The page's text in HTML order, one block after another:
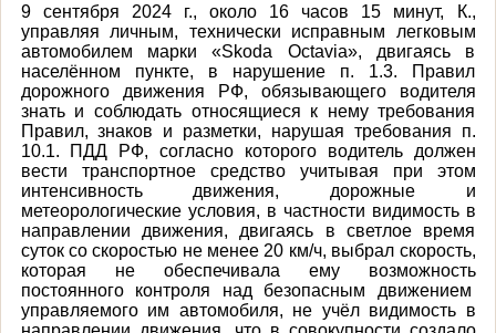
9 сентября 2024 г., около 16 часов 15 минут, К.,
управляя личным, технически исправным легковым
автомобилем марки «Skoda Octavia», двигаясь в
населённом пункте, в нарушение п. 1.3. Правил
дорожного движения РФ, обязывающего водителя
знать и соблюдать относящиеся к нему требования
Правил, знаков и разметки, нарушая требования п.
10.1. ПДД РФ, согласно которого водитель должен
вести транспортное средство учитывая при этом
интенсивность движения, дорожные и
метеорологические условия, в частности видимость в
направлении движения, двигаясь в светлое время
суток со скоростью не менее 20 км/ч, выбрал скорость,
которая не обеспечивала ему возможность
постоянного контроля над безопасным движением
управляемого им автомобиля, не учёл видимость в